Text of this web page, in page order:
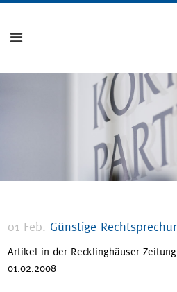
01 Feb. Günstige
Artikel in der Recklinghäuser
01.02.2008